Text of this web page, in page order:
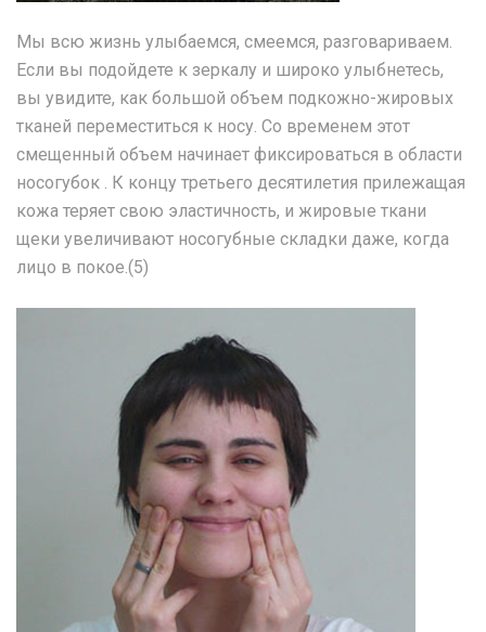
Мы всю жизнь улыбаемся, смеемся, разговариваем.
Если вы подойдете к зеркалу и широко улыбнетесь,
вы увидите, как большой объем подкожно-жировых
тканей переместиться к носу. Со временем этот
смещенный объем начинает фиксироваться в области
носогубок . К концу третьего десятилетия прилежащая
кожа теряет свою эластичность, и жировые ткани
щеки увеличивают носогубные складки даже, когда
лицо в покое.(5)